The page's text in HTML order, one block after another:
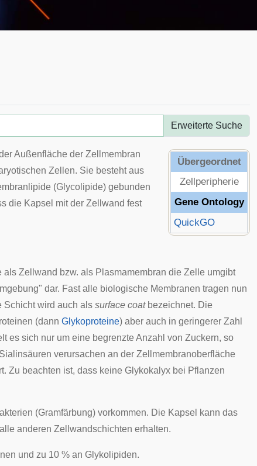
Erweiterte Suche
Übergeordnet
Zellperipherie
Gene Ontology
QuickGO
Außenfläche der Zellmembran
Zellen. Sie besteht aus
(Glycolipide) gebunden
die Kapsel mit der Zellwand fest
als Zellwand bzw. als Plasmamembran die Zelle umgibt
dar. Fast alle biologische Membranen tragen nun
Schicht wird auch als surface coatbezeichnet. Die
(dann Glykoproteine) aber auch in geringerer Zahl
es sich nur um eine begrenzte Anzahl von Zuckern, so
verursachen an der Zellmembranoberfläche
Zu beachten ist, dass keine Glykokalyx bei Pflanzen
(Gramfärbung) vorkommen. Die Kapsel kann das
anderen Zellwandschichten erhalten.
und zu 10 % an Glykolipiden.